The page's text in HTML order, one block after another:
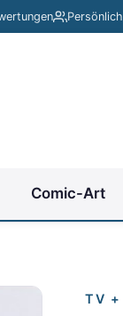
Comic-Art
TV +